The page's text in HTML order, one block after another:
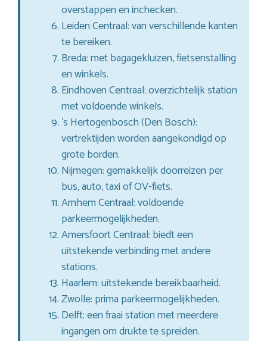
overstappen en inchecken.
Leiden Centraal: van verschillende kanten
te bereiken.
Breda: met bagagekluizen, fietsenstalling
en winkels.
Eindhoven Centraal: overzichtelijk station
met voldoende winkels.
’s Hertogenbosch (Den Bosch):
vertrektijden worden aangekondigd op
grote borden.
Nijmegen: gemakkelijk doorreizen per
bus, auto, taxi of OV-fiets.
Arnhem Centraal: voldoende
parkeermogelijkheden.
Amersfoort Centraal: biedt een
uitstekende verbinding met andere
stations.
Haarlem: uitstekende bereikbaarheid.
Zwolle: prima parkeermogelijkheden.
Delft: een fraai station met meerdere
ingangen om drukte te spreiden.